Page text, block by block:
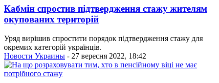
Кабмін спростив підтвердження стажу жителям
окупованих територій
Уряд вирішив спростити порядок підтвердження стажу для
окремих категорій українців.
Новости Украины - 27 вересня 2022, 18:42